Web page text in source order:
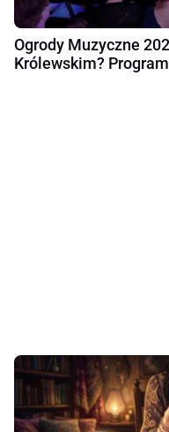
Ogrody Muzyczne
Królewskim? Program